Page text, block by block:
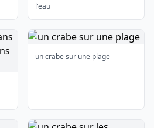
l'eau
un crabe sur une plage